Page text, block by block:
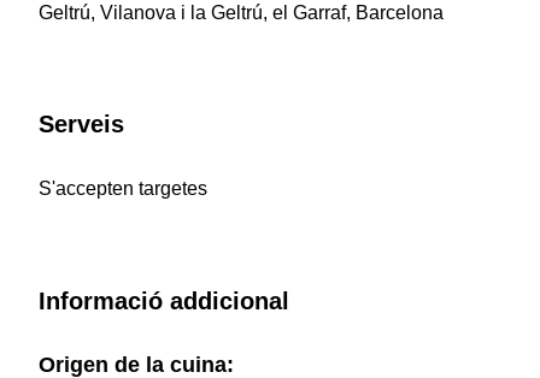
Geltrú, Vilanova i la Geltrú, el Garraf, Barcelona
Serveis
S'accepten targetes
Informació addicional
Origen de la cuina: